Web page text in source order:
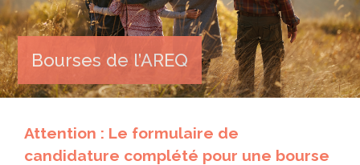
Bourses de l’AREQ
Attention : Le formulaire de
candidature complété pour une bourse